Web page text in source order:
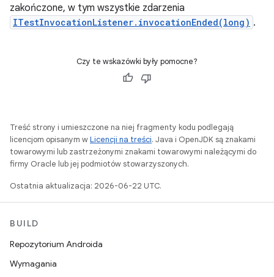
zakończone, w tym wszystkie zdarzenia
ITestInvocationListener.invocationEnded(long) .
Czy te wskazówki były pomocne?
Treść strony i umieszczone na niej fragmenty kodu podlegają
licencjom opisanym wLicencji na treści. Java i OpenJDK są znakami
towarowymi lub zastrzeżonymi znakami towarowymi należącymi do
firmy Oracle lub jej podmiotów stowarzyszonych.
Ostatnia aktualizacja: 2026-06-22 UTC.
BUILD
Repozytorium Androida
Wymagania